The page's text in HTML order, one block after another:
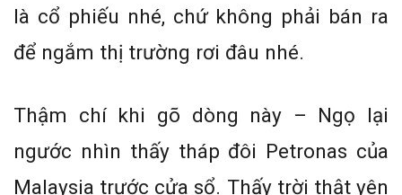
là cổ phiếu nhé, chứ không phải bán ra
để ngắm thị trường rơi đâu nhé.
Thậm chí khi gõ dòng này – Ngọ lại
ngước nhìn thấy tháp đôi Petronas của
Malaysia trước cửa sổ. Thấy trời thật yên